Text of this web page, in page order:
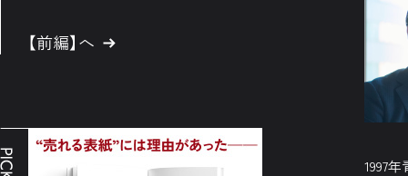
【前編】へ
1997